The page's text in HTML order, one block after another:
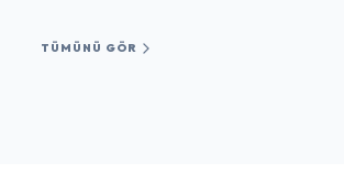
TÜMÜNÜ GÖR